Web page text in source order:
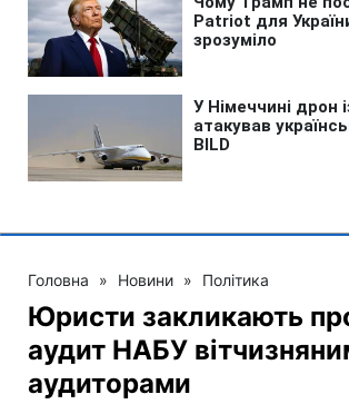
Головна » Новини » Політика
Юристи закликають
аудит НАБУ
аудиторами